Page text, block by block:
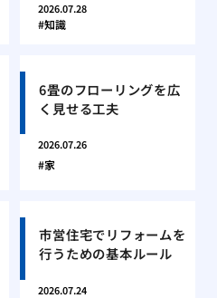
2026.07.28
知識
6畳のフローリングを広
く見せる工夫
2026.07.26
家
市営住宅でリフォームを
行うための基本ルール
2026.07.24